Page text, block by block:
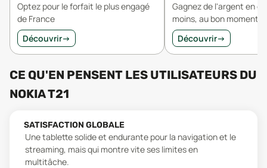
Optez pour le forfait le plus engagé
de France
Découvrir→
Gagnez de l'argent en
moins, au bon moment.
Découvrir→
CE QU'EN PENSENT LES UTILISATEURS DU
NOKIA T21
SATISFACTION GLOBALE
Une tablette solide et endurante pour la navigation et le
streaming, mais qui montre vite ses limites en
multitâche.